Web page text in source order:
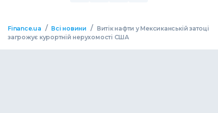
Finance.ua / Всі новини /
Витік нафти у Мексиканській затоці
загрожує курортній нерухомості США